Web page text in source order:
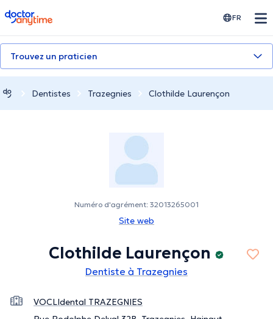
doctoranytime FR
Trouvez un praticien
Dentistes Trazegnies Clothilde Laurençon
Numéro d'agrément: 32013265001
Site web
Clothilde Laurençon
Dentiste à Trazegnies
VOCLIdental TRAZEGNIES